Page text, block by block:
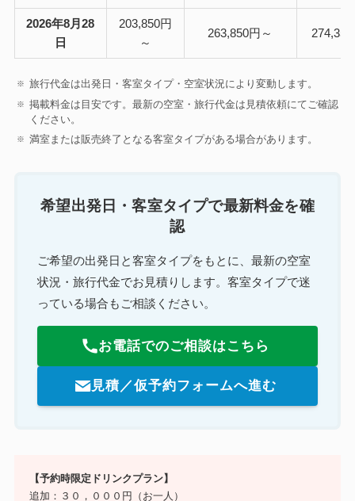
2026年8月28
日
203,850円
～
263,850円～
旅行代金は出発日・客室タイプ・空室状況により変動します。
掲載料金は目安です。最新の空室・旅行代金は見積依頼にてご確認
ください。
満室または販売終了となる客室タイプがある場合があります。
希望出発日・客室タイプで最新料金を確
認
ご希望の出発日と客室タイプをもとに、最新の空室
状況・旅行代金でお見積りします。客室タイプで迷
っている場合もご相談ください。
お電話でのご相談はこちら
見積／仮予約フォームへ進む
【予約時限定ドリンクプラン】
追加：３０，０００円（お一人）